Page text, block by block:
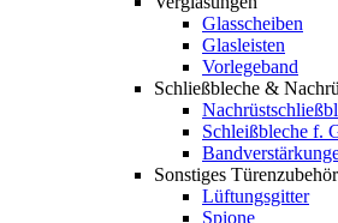
Glasscheiben
Glasleisten
Vorlegeband
Schließbleche &
Schleißbleche f.
Sonstiges Türenzubehör
Lüftungsgitter
Spione